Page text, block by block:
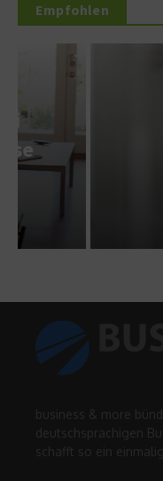
Empfohlen
Der
business & more
deutschsprachigen
schafft so ein